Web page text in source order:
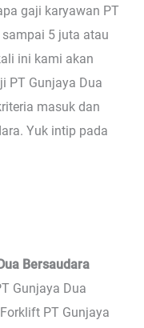
gaji karyawan PT
5 juta atau
ini kami akan
PT Gunjaya Dua
masuk dan
Yuk intip pada
Bersaudara
Gunjaya Dua
PT Gunjaya